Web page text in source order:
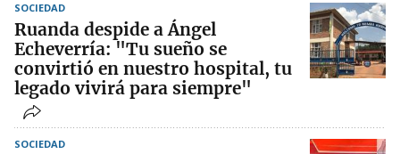
SOCIEDAD
Ruanda despide a Ángel
Echeverría: "Tu sueño se
convirtió en nuestro hospital, tu
legado vivirá para siempre"
SOCIEDAD